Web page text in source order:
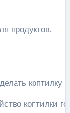
продуктов.
коптилки